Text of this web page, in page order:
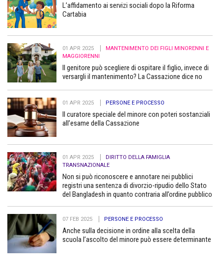
L’affidamento ai servizi sociali dopo la Riforma
Cartabia
01 APR 2025
MANTENIMENTO DEI FIGLI MINORENNI E
MAGGIORENNI
Il genitore può scegliere di ospitare il figlio, invece di
versargli il mantenimento? La Cassazione dice no
01 APR 2025 PERSONE E PROCESSO
Il curatore speciale del minore con poteri sostanziali
all’esame della Cassazione
01 APR 2025
DIRITTO DELLA FAMIGLIA
TRANSNAZIONALE
Non si può riconoscere e annotare nei pubblici
registri una sentenza di divorzio-ripudio dello Stato
del Bangladesh in quanto contraria all’ordine pubblico
07 FEB 2025 PERSONE E PROCESSO
Anche sulla decisione in ordine alla scelta della
scuola l’ascolto del minore può essere determinante